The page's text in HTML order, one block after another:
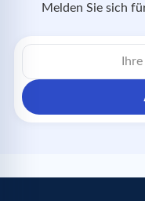
Melden Sie sich